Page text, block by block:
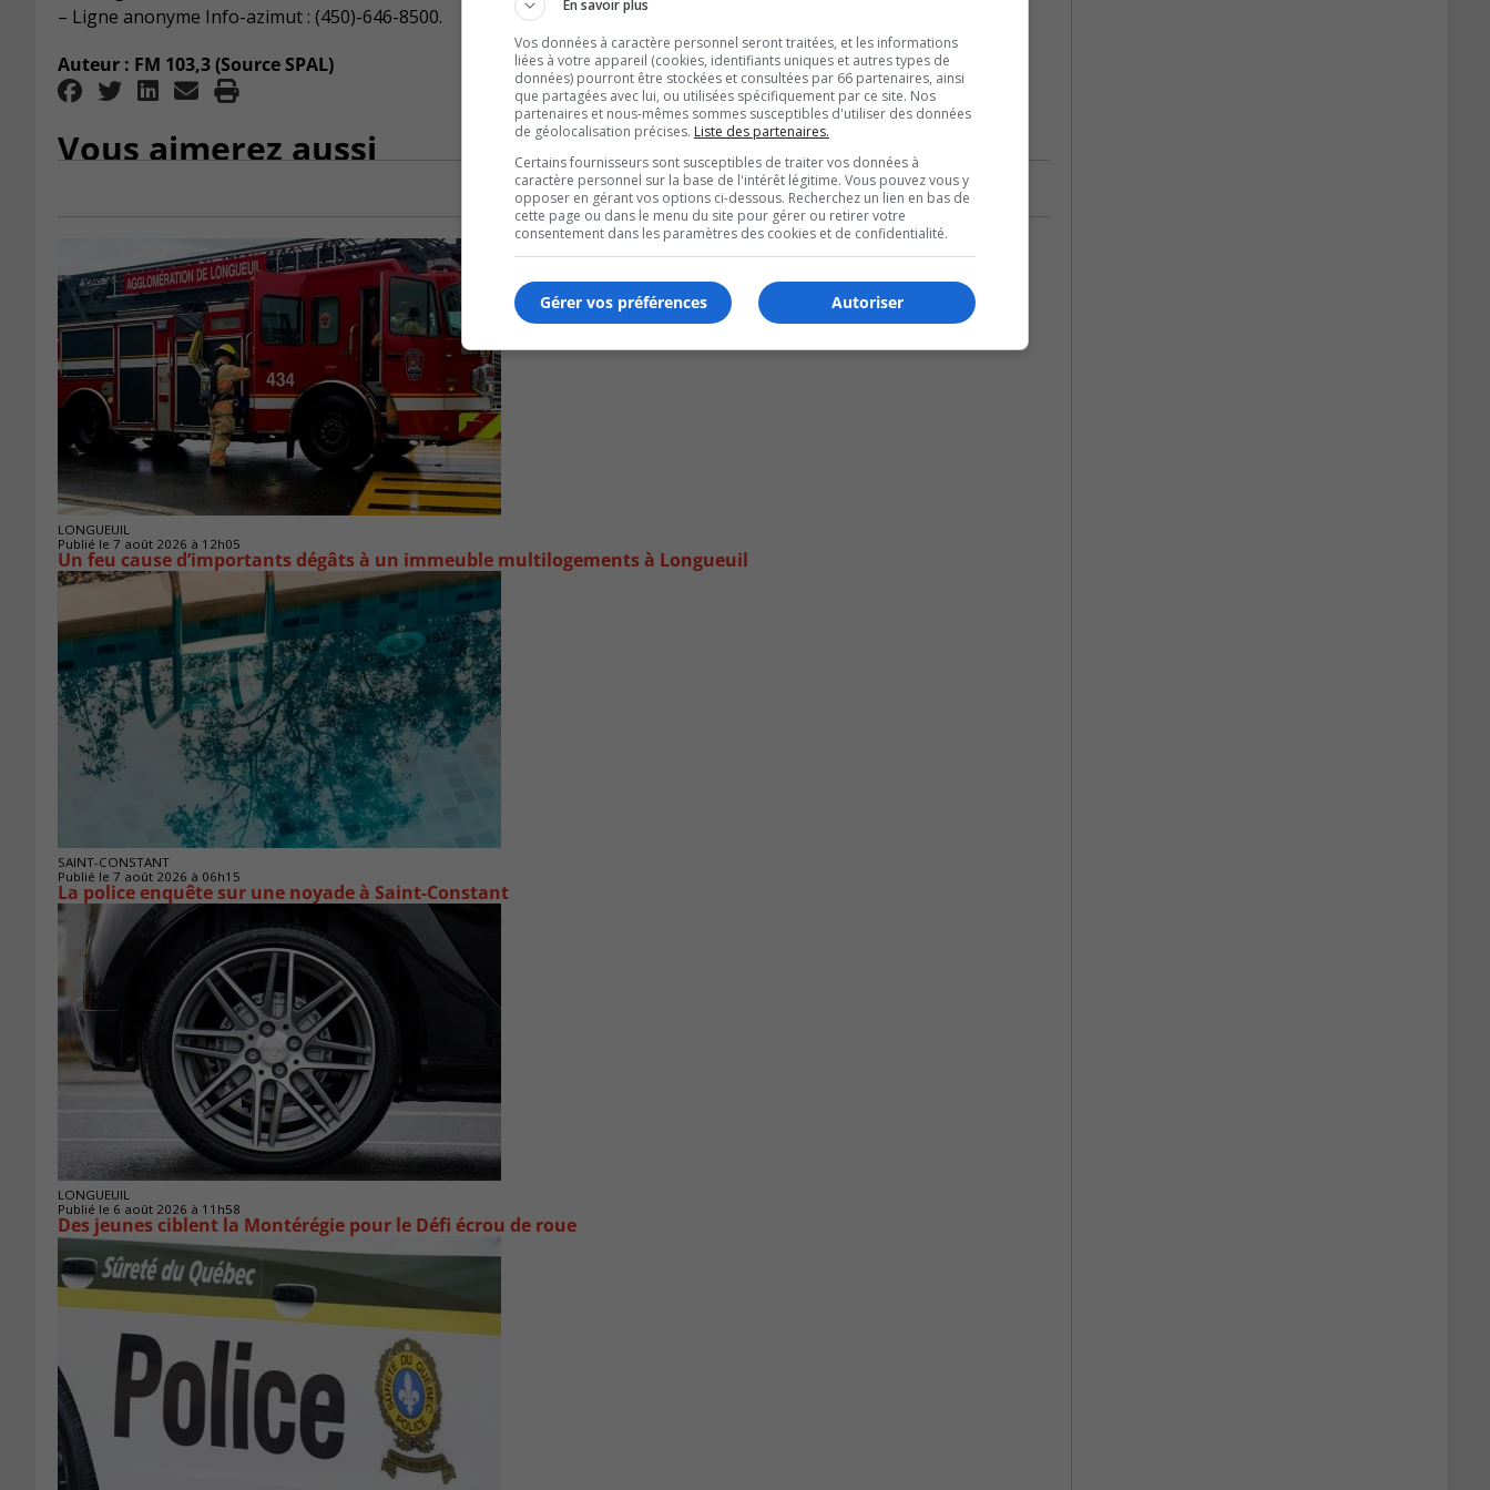
– Ligne anonyme Info-azimut : (450)-646-8500.
Auteur : FM 103,3 (Source SPAL)
Vous aimerez aussi
LONGUEUIL
Publié le 7 août 2026 à 12h05
Un feu cause d’importants dégâts à un immeuble multilogements à Longueuil
SAINT-CONSTANT
Publié le 7 août 2026 à 06h15
La police enquête sur une noyade à Saint-Constant
LONGUEUIL
Publié le 6 août 2026 à 11h58
Des jeunes ciblent la Montérégie pour le Défi écrou de roue
En savoir plus
Vos données à caractère personnel seront traitées, et les informations
liées à votre appareil (cookies, identifiants uniques et autres types de
données) pourront être stockées et consultées par 66 partenaires, ainsi
que partagées avec lui, ou utilisées spécifiquement par ce site. Nos
partenaires et nous-mêmes sommes susceptibles d'utiliser des données
de géolocalisation précises. Liste des partenaires.
Certains fournisseurs sont susceptibles de traiter vos données à
caractère personnel sur la base de l'intérêt légitime. Vous pouvez vous y
opposer en gérant vos options ci-dessous. Recherchez un lien en bas de
cette page ou dans le menu du site pour gérer ou retirer votre
consentement dans les paramètres des cookies et de confidentialité.
Autoriser
Gérer vos préférences